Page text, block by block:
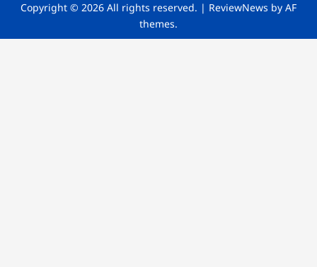
Copyright © 2026 All rights reserved. | ReviewNews by AF
themes.